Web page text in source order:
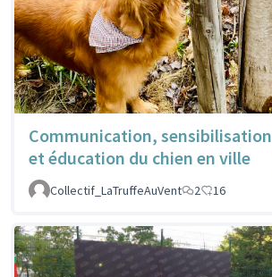
Communication, sensibilisation
et éducation du chien en ville
Collectif_LaTruffeAuVent
2 16